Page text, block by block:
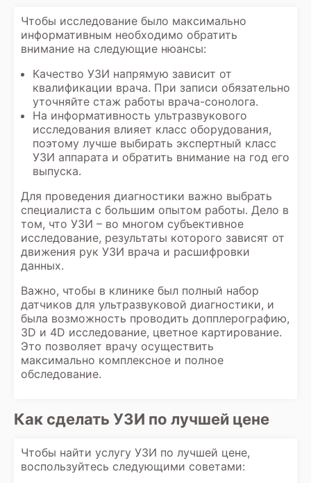
Чтобы исследование было максимально
информативным необходимо обратить
внимание на следующие нюансы:
Качество УЗИ напрямую зависит от
квалификации врача. При записи обязательно
уточняйте стаж работы врача-сонолога.
На информативность ультразвукового
исследования влияет класс оборудования,
поэтому лучше выбирать экспертный класс
УЗИ аппарата и обратить внимание на год его
выпуска.
Для проведения диагностики важно выбрать
специалиста с большим опытом работы. Дело в
том, что УЗИ – во многом субъективное
исследование, результаты которого зависят от
движения рук УЗИ врача и расшифровки
данных.
Важно, чтобы в клинике был полный набор
датчиков для ультразвуковой диагностики, и
была возможность проводить допплерографию,
3D и 4D исследование, цветное картирование.
Это позволяет врачу осуществить
максимально комплексное и полное
обследование.
Как сделать УЗИ по лучшей цене
Чтобы найти услугу УЗИ по лучшей цене,
воспользуйтесь следующими советами: